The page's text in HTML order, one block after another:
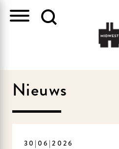
Nieuws
30|06|2026